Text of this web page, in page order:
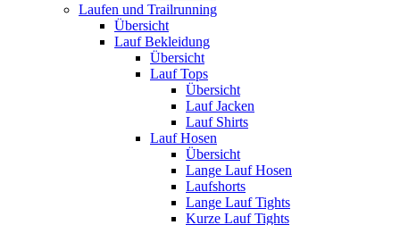
Laufen und Trailrunning
Übersicht
Lauf Bekleidung
Übersicht
Lauf Tops
Übersicht
Lauf Jacken
Lauf Shirts
Lauf Hosen
Übersicht
Lange Lauf Hosen
Laufshorts
Lange Lauf Tights
Kurze Lauf Tights